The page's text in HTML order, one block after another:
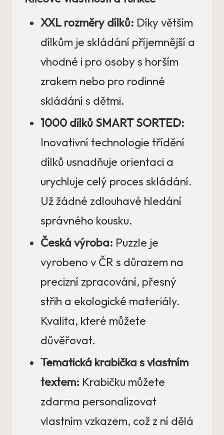
XXL rozměry dílků: Díky větším
dílkům je skládání příjemnější a
vhodné i pro osoby s horším
zrakem nebo pro rodinné
skládání s dětmi.
1000 dílků SMART SORTED:
Inovativní technologie třídění
dílků usnadňuje orientaci a
urychluje celý proces skládání.
Už žádné zdlouhavé hledání
správného kousku.
Česká výroba: Puzzle je
vyrobeno v ČR s důrazem na
precizní zpracování, přesný
střih a ekologické materiály.
Kvalita, které můžete
důvěřovat.
Tematická krabička s vlastním
textem: Krabičku můžete
zdarma personalizovat
vlastním vzkazem, což z ní dělá